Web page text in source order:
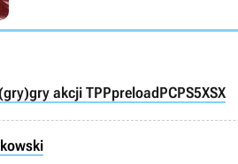
gry akcji TPPpreloadPCPS5XSX